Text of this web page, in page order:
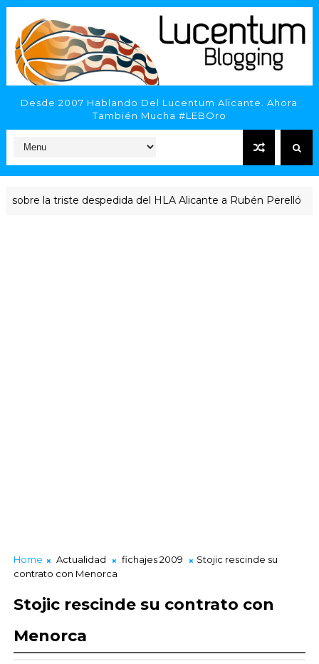
Desde 2007 Hablando Del Lucentum Alicante. Ahora
También Mucha #LEBOro
la triste despedida del HLA Alicante a Rubén Perelló
Home Actualidad fichajes 2009
Stojic rescinde su
contrato con Menorca
Stojic rescinde su contrato con
Menorca